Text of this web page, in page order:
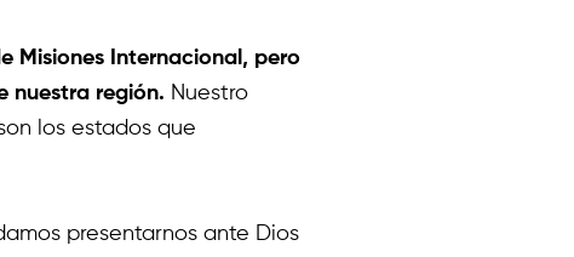
Misiones Internacional, pero
nuestra región. Nuestro
los estados que
presentarnos ante Dios